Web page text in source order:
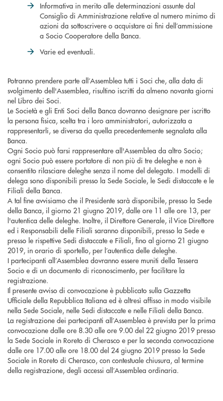
Informativa in merito alle determinazioni assunte dal
Consiglio di Amministrazione relative al numero minimo di
azioni da sottoscrivere o acquistare ai fini dell’ammissione
a Socio Cooperatore della Banca.
Varie ed eventuali.
Potranno prendere parte all’Assemblea tutti i Soci che, alla data di
svolgimento dell'Assemblea, risultino iscritti da almeno novanta giorni
nel Libro dei Soci.
Le Società e gli Enti Soci della Banca dovranno designare per iscritto
la persona fisica, scelta tra i loro amministratori, autorizzata a
rappresentarli, se diversa da quella precedentemente segnalata alla
Banca.
Ogni Socio può farsi rappresentare all'Assemblea da altro Socio;
ogni Socio può essere portatore di non più di tre deleghe e non è
consentito rilasciare deleghe senza il nome del delegato. I modelli di
delega sono disponibili presso la Sede Sociale, le Sedi distaccate e le
Filiali della Banca.
A tal fine avvisiamo che il Presidente sarà disponibile, presso la Sede
della Banca, il giorno 21 giugno 2019, dalle ore 11 alle ore 13, per
l'autentica delle deleghe. Inoltre, il Direttore Generale, il Vice Direttore
ed i Responsabili delle Filiali saranno disponibili, presso la Sede e
presso le rispettive Sedi distaccate e Filiali, fino al giorno 21 giugno
2019, in orario di sportello, per l’autentica delle deleghe.
I partecipanti all’Assemblea dovranno essere muniti della Tessera
Socio e di un documento di riconoscimento, per facilitare la
registrazione.
Il presente avviso di convocazione è pubblicato sulla Gazzetta
Ufficiale della Repubblica Italiana ed è altresì affisso in modo visibile
nella Sede Sociale, nelle Sedi distaccate e nelle Filiali della Banca.
La registrazione dei partecipanti all’Assemblea è prevista per la prima
convocazione dalle ore 8.30 alle ore 9.00 del 22 giugno 2019 presso
la Sede Sociale in Roreto di Cherasco e per la seconda convocazione
dalle ore 17.00 alle ore 18.00 del 24 giugno 2019 presso la Sede
Sociale in Roreto di Cherasco, con contestuale chiusura, al termine
della registrazione, degli accessi all’Assemblea ordinaria.